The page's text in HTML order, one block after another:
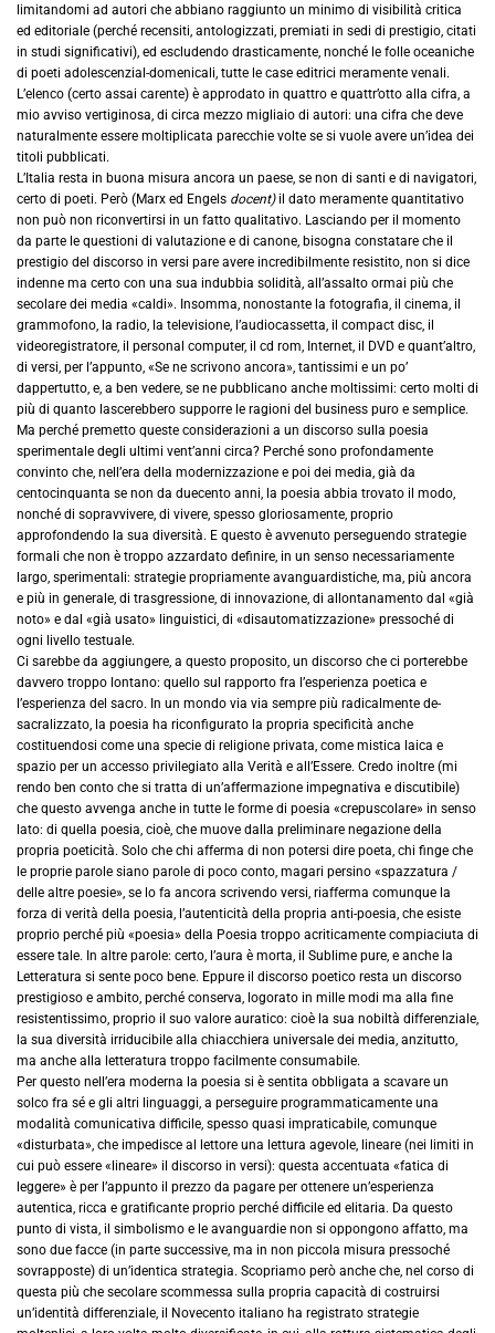
limitandomi ad autori che abbiano raggiunto un minimo di visibilità critica
ed editoriale (perché recensiti, antologizzati, premiati in sedi di prestigio, citati
in studi significativi), ed escludendo drasticamente, nonché le folle oceaniche
di poeti adolescenzial-domenicali, tutte le case editrici meramente venali.
L’elenco (certo assai carente) è approdato in quattro e quattr’otto alla cifra, a
mio avviso vertiginosa, di circa mezzo migliaio di autori: una cifra che deve
naturalmente essere moltiplicata parecchie volte se si vuole avere un’idea dei
titoli pubblicati.
L’Italia resta in buona misura ancora un paese, se non di santi e di navigatori,
certo di poeti. Però (Marx ed Engels docent) il dato meramente quantitativo
non può non riconvertirsi in un fatto qualitativo. Lasciando per il momento
da parte le questioni di valutazione e di canone, bisogna constatare che il
prestigio del discorso in versi pare avere incredibilmente resistito, non si dice
indenne ma certo con una sua indubbia solidità, all’assalto ormai più che
secolare dei media «caldi». Insomma, nonostante la fotografia, il cinema, il
grammofono, la radio, la televisione, l’audiocassetta, il compact disc, il
videoregistratore, il personal computer, il cd rom, Internet, il DVD e quant’altro,
di versi, per l’appunto, «Se ne scrivono ancora», tantissimi e un po’
dappertutto, e, a ben vedere, se ne pubblicano anche moltissimi: certo molti di
più di quanto lascerebbero supporre le ragioni del business puro e semplice.
Ma perché premetto queste considerazioni a un discorso sulla poesia
sperimentale degli ultimi vent’anni circa? Perché sono profondamente
convinto che, nell’era della modernizzazione e poi dei media, già da
centocinquanta se non da duecento anni, la poesia abbia trovato il modo,
nonché di sopravvivere, di vivere, spesso gloriosamente, proprio
approfondendo la sua diversità. E questo è avvenuto perseguendo strategie
formali che non è troppo azzardato definire, in un senso necessariamente
largo, sperimentali: strategie propriamente avanguardistiche, ma, più ancora
e più in generale, di trasgressione, di innovazione, di allontanamento dal «già
noto» e dal «già usato» linguistici, di «disautomatizzazione» pressoché di
ogni livello testuale.
Ci sarebbe da aggiungere, a questo proposito, un discorso che ci porterebbe
davvero troppo lontano: quello sul rapporto fra l’esperienza poetica e
l’esperienza del sacro. In un mondo via via sempre più radicalmente de-
sacralizzato, la poesia ha riconfigurato la propria specificità anche
costituendosi come una specie di religione privata, come mistica laica e
spazio per un accesso privilegiato alla Verità e all’Essere. Credo inoltre (mi
rendo ben conto che si tratta di un’affermazione impegnativa e discutibile)
che questo avvenga anche in tutte le forme di poesia «crepuscolare» in senso
lato: di quella poesia, cioè, che muove dalla preliminare negazione della
propria poeticità. Solo che chi afferma di non potersi dire poeta, chi finge che
le proprie parole siano parole di poco conto, magari persino «spazzatura /
delle altre poesie», se lo fa ancora scrivendo versi, riafferma comunque la
forza di verità della poesia, l’autenticità della propria anti-poesia, che esiste
proprio perché più «poesia» della Poesia troppo acriticamente compiaciuta di
essere tale. In altre parole: certo, l’aura è morta, il Sublime pure, e anche la
Letteratura si sente poco bene. Eppure il discorso poetico resta un discorso
prestigioso e ambito, perché conserva, logorato in mille modi ma alla fine
resistentissimo, proprio il suo valore auratico: cioè la sua nobiltà differenziale,
la sua diversità irriducibile alla chiacchiera universale dei media, anzitutto,
ma anche alla letteratura troppo facilmente consumabile.
Per questo nell’era moderna la poesia si è sentita obbligata a scavare un
solco fra sé e gli altri linguaggi, a perseguire programmaticamente una
modalità comunicativa difficile, spesso quasi impraticabile, comunque
«disturbata», che impedisce al lettore una lettura agevole, lineare (nei limiti in
cui può essere «lineare» il discorso in versi): questa accentuata «fatica di
leggere» è per l’appunto il prezzo da pagare per ottenere un’esperienza
autentica, ricca e gratificante proprio perché difficile ed elitaria. Da questo
punto di vista, il simbolismo e le avanguardie non si oppongono affatto, ma
sono due facce (in parte successive, ma in non piccola misura pressoché
sovrapposte) di un’identica strategia. Scopriamo però anche che, nel corso di
questa più che secolare scommessa sulla propria capacità di costruirsi
un’identità differenziale, il Novecento italiano ha registrato strategie